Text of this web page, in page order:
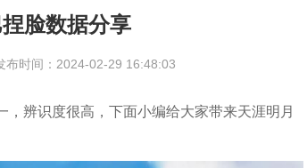
脸数据分享
布时间：2024-02-29 16:48:03
辨识度很高，下面小编给大家带来天涯明月